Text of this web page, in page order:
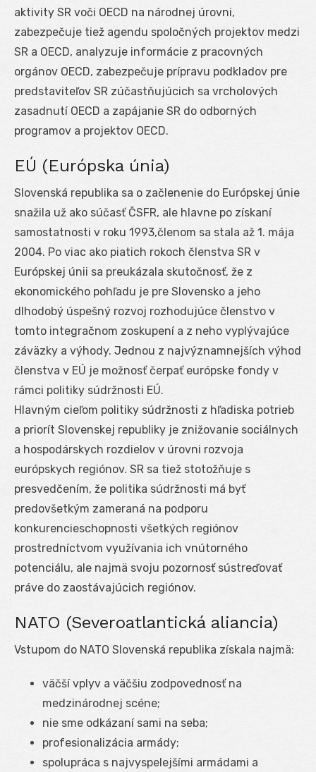
aktivity SR voči OECD na národnej úrovni,
zabezpečuje tiež agendu spoločných projektov medzi
SR a OECD, analyzuje informácie z pracovných
orgánov OECD, zabezpečuje prípravu podkladov pre
predstaviteľov SR zúčastňujúcich sa vrcholových
zasadnutí OECD a zapájanie SR do odborných
programov a projektov OECD.
EÚ (Európska únia)
Slovenská republika sa o začlenenie do Európskej únie
snažila už ako súčasť ČSFR, ale hlavne po získaní
samostatnosti v roku 1993,členom sa stala až 1. mája
2004. Po viac ako piatich rokoch členstva SR v
Európskej únii sa preukázala skutočnosť, že z
ekonomického pohľadu je pre Slovensko a jeho
dlhodobý úspešný rozvoj rozhodujúce členstvo v
tomto integračnom zoskupení a z neho vyplývajúce
záväzky a výhody. Jednou z najvýznamnejších výhod
členstva v EÚ je možnosť čerpať európske fondy v
rámci politiky súdržnosti EÚ.
Hlavným cieľom politiky súdržnosti z hľadiska potrieb
a priorít Slovenskej republiky je znižovanie sociálnych
a hospodárskych rozdielov v úrovni rozvoja
európskych regiónov. SR sa tiež stotožňuje s
presvedčením, že politika súdržnosti má byť
predovšetkým zameraná na podporu
konkurencieschopnosti všetkých regiónov
prostredníctvom využívania ich vnútorného
potenciálu, ale najmä svoju pozornosť sústreďovať
práve do zaostávajúcich regiónov.
NATO (Severoatlantická aliancia)
Vstupom do NATO Slovenská republika získala najmä:
väčší vplyv a väčšiu zodpovednosť na
medzinárodnej scéne;
nie sme odkázaní sami na seba;
profesionalizácia armády;
spolupráca s najvyspelejšími armádami a